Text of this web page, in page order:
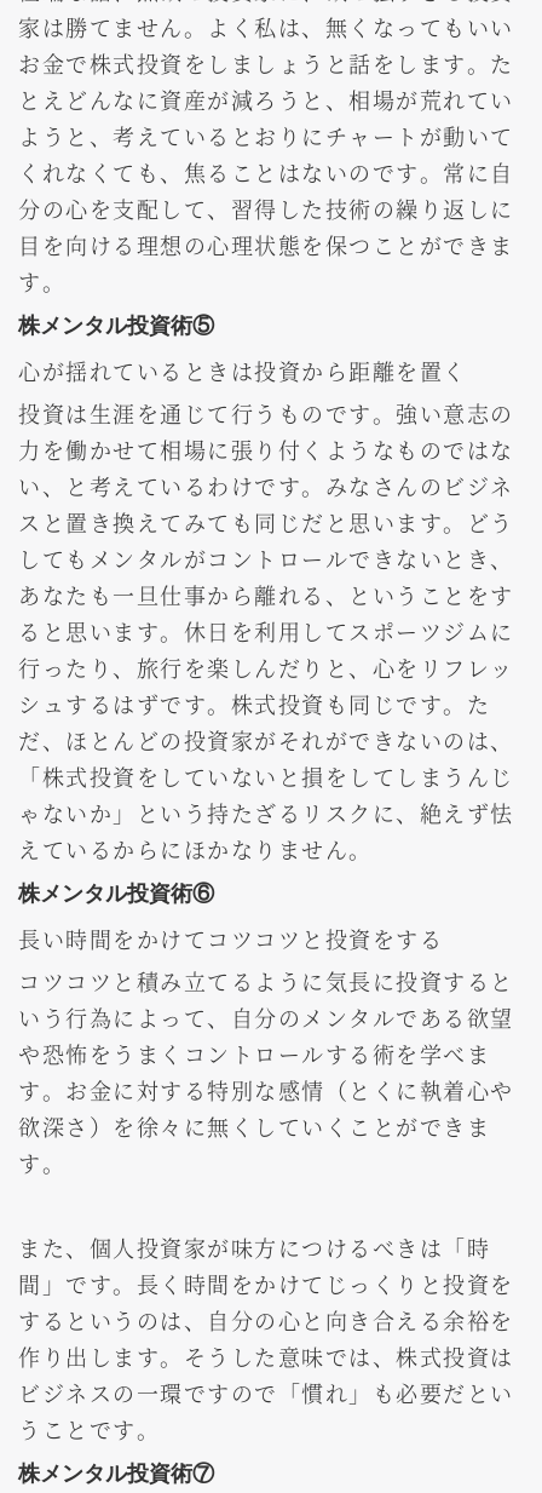
家は勝てません。よく私は、無くなってもいい
お金で株式投資をしましょうと話をします。た
とえどんなに資産が減ろうと、相場が荒れてい
ようと、考えているとおりにチャートが動いて
くれなくても、焦ることはないのです。常に自
分の心を支配して、習得した技術の繰り返しに
目を向ける理想の心理状態を保つことができま
す。
株メンタル投資術⑤
心が揺れているときは投資から距離を置く
投資は生涯を通じて行うものです。強い意志の
力を働かせて相場に張り付くようなものではな
い、と考えているわけです。みなさんのビジネ
スと置き換えてみても同じだと思います。どう
してもメンタルがコントロールできないとき、
あなたも一旦仕事から離れる、ということをす
ると思います。休日を利用してスポーツジムに
行ったり、旅行を楽しんだりと、心をリフレッ
シュするはずです。株式投資も同じです。た
だ、ほとんどの投資家がそれができないのは、
「株式投資をしていないと損をしてしまうんじ
ゃないか」という持たざるリスクに、絶えず怯
えているからにほかなりません。
株メンタル投資術⑥
長い時間をかけてコツコツと投資をする
コツコツと積み立てるように気長に投資すると
いう行為によって、自分のメンタルである欲望
や恐怖をうまくコントロールする術を学べま
す。お金に対する特別な感情（とくに執着心や
欲深さ）を徐々に無くしていくことができま
す。
また、個人投資家が味方につけるべきは「時
間」です。長く時間をかけてじっくりと投資を
するというのは、自分の心と向き合える余裕を
作り出します。そうした意味では、株式投資は
ビジネスの一環ですので「慣れ」も必要だとい
うことです。
株メンタル投資術⑦